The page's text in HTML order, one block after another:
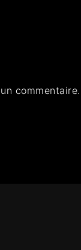
commentaire.